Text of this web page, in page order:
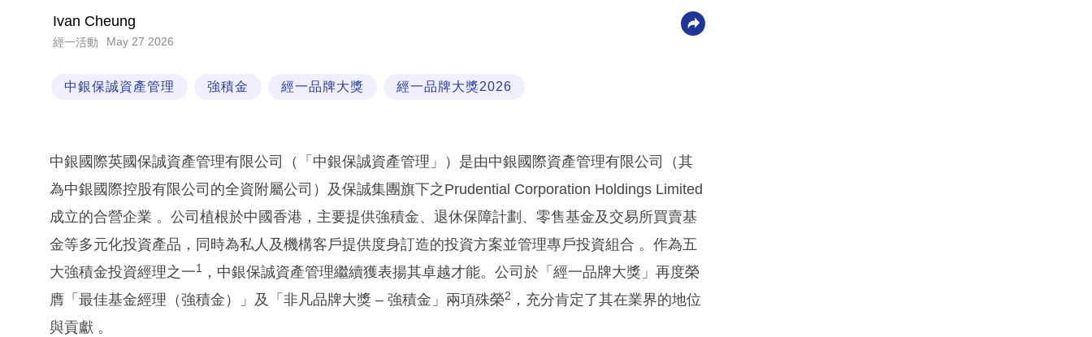
Ivan Cheung
經一活動 May 27 2026
中銀保誠資產管理 強積金 經一品牌大獎 經一品牌大獎2026
中銀國際英國保誠資產管理有限公司（「中銀保誠資產管理」）是由中銀國際資產管理有限公司（其
為中銀國際控股有限公司的全資附屬公司）及保誠集團旗下之Prudential Corporation Holdings Limited
成立的合營企業 。公司植根於中國香港，主要提供強積金、退休保障計劃、零售基金及交易所買賣基
金等多元化投資產品，同時為私人及機構客戶提供度身訂造的投資方案並管理專戶投資組合 。作為五
大強積金投資經理之一1
，中銀保誠資產管理繼續獲表揚其卓越才能。公司於「經一品牌大獎」再度榮
膺「最佳基金經理（強積金）」及「非凡品牌大獎 – 強積金」兩項殊榮2 ，充分肯定了其在業界的地位
與貢獻 。